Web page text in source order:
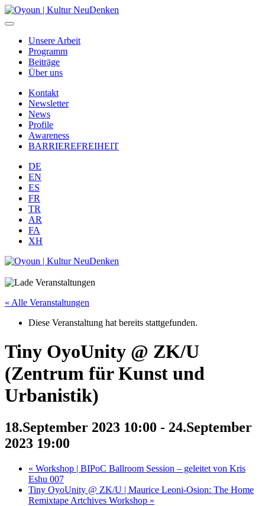
Unsere Arbeit
Programm
Beiträge
Über uns
Kontakt
Newsletter
News
Profile
Awareness
BARRIEREFREIHEIT
DE
EN
ES
FR
TR
AR
FA
XH
« Alle Veranstaltungen
Diese Veranstaltung hat bereits stattgefunden.
Tiny OyoUnity @ ZK/U
(Zentrum für Kunst und
Urbanistik)
18.September 2023 10:00 - 24.September
2023 19:00
« Workshop | BIPoC Ballroom Session – geleitet von Kris
Eshu 007
Tiny OyoUnity @ ZK/U | Maurice Leoni-Osion: The Home
Remixtape Artchives Workshop »